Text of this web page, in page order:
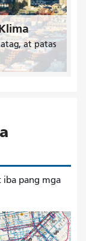
at patas
iba pang mga